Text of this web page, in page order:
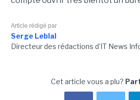
Article rédigé par
Serge Leblal
Directeur des rédactions d'IT News
Cet article vous a plu?